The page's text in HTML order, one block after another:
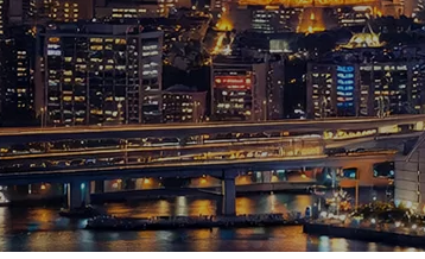
テニス四大大会・五輪
テニス四大大会・五輪